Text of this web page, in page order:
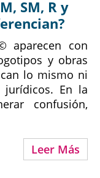
SM, R y
aparecen con
y obras
lo mismo ni
jurídicos. En la
confusión,
Leer Más